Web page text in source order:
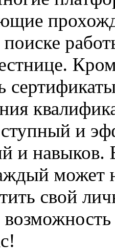
поиске
и
и навыков.
может
свой